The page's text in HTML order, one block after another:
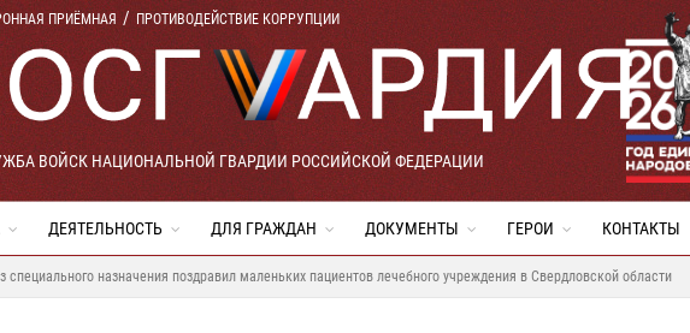
ПРИЁМНАЯ ПРОТИВОДЕЙСТВИЕ КОРРУПЦИИ
ВОЙСК НАЦИОНАЛЬНОЙ ГВАРДИИ РОССИЙСКОЙ ФЕДЕРАЦИИ
ДЕЯТЕЛЬНОСТЬ ДЛЯ ГРАЖДАН ДОКУМЕНТЫ ГЕРОИ КОНТАКТЫ
специального назначения поздравил маленьких пациентов лечебного учреждения в Свердловской области